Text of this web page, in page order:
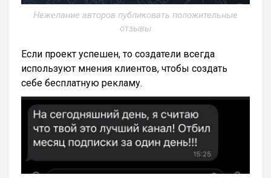
Нежелание авторов публиковать положительные
отзывы
Если проект успешен, то создатели всегда
используют мнения клиентов, чтобы создать
себе бесплатную рекламу.